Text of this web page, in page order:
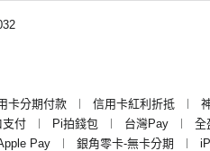
卡分期付款 ︱ 信用卡紅利折抵 ︱
支付 ︱ Pi拍錢包 ︱ 台灣Pay ︱
全
Pay ︱ 銀角零卡-無卡分期 ︱